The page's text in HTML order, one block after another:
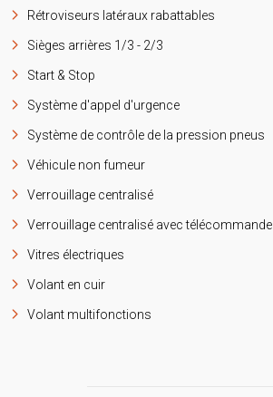
Rétroviseurs latéraux rabattables
Sièges arrières 1/3 - 2/3
Start & Stop
Système d'appel d'urgence
Système de contrôle de la pression pneus
Véhicule non fumeur
Verrouillage centralisé
Verrouillage centralisé avec télécommande
Vitres électriques
Volant en cuir
Volant multifonctions